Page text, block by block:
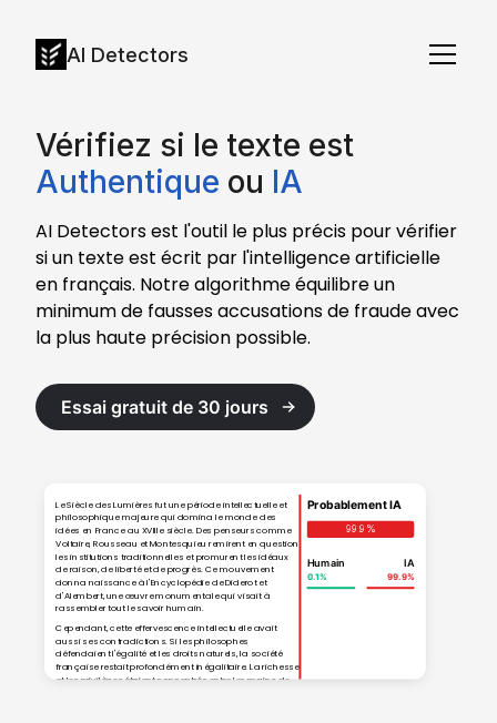
AI Detectors
Vérifiez si le texte est
Authentique ou IA
AI Detectors est l'outil le plus précis pour vérifier
si un texte est écrit par l'intelligence artificielle
en français. Notre algorithme équilibre un
minimum de fausses accusations de fraude avec
la plus haute précision possible.
Essai gratuit de 30 jours
Le Siècle des Lumières fut une période intellectuelle et
philosophique majeure qui domina le monde des
idées en France au XVIIIe siècle. Des penseurs comme
Voltaire, Rousseau et Montesquieu remirent en question
les institutions traditionnelles et promurent les idéaux
de raison, de liberté et de progrès. Ce mouvement
donna naissance à l'Encyclopédie de Diderot et
d'Alembert, une œuvre monumentale qui visait à
rassembler tout le savoir humain.
Cependant, cette effervescence intellectuelle avait
aussi ses contradictions. Si les philosophes
défendaient l'égalité et les droits naturels, la société
française restait profondément inégalitaire. La richesse
et les privilèges étaient concentrés entre les mains de
Probablement IA
99.9%
Humain
0.1%
IA
99.9%